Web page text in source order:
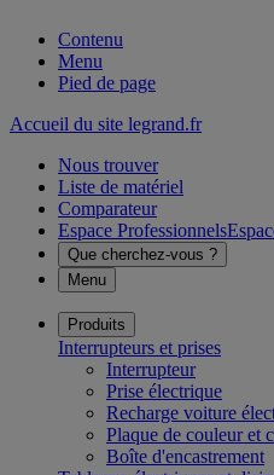
Contenu
Menu
Pied de page
Accueil du site legrand.fr
Nous trouver
Liste de matériel
Comparateur
Espace Professionnels
Que cherchez-vous ?
Menu
Produits
Interrupteurs et prises
Interrupteur
Prise électrique
Recharge voiture
Plaque de couleur et
Boîte d'encastrement